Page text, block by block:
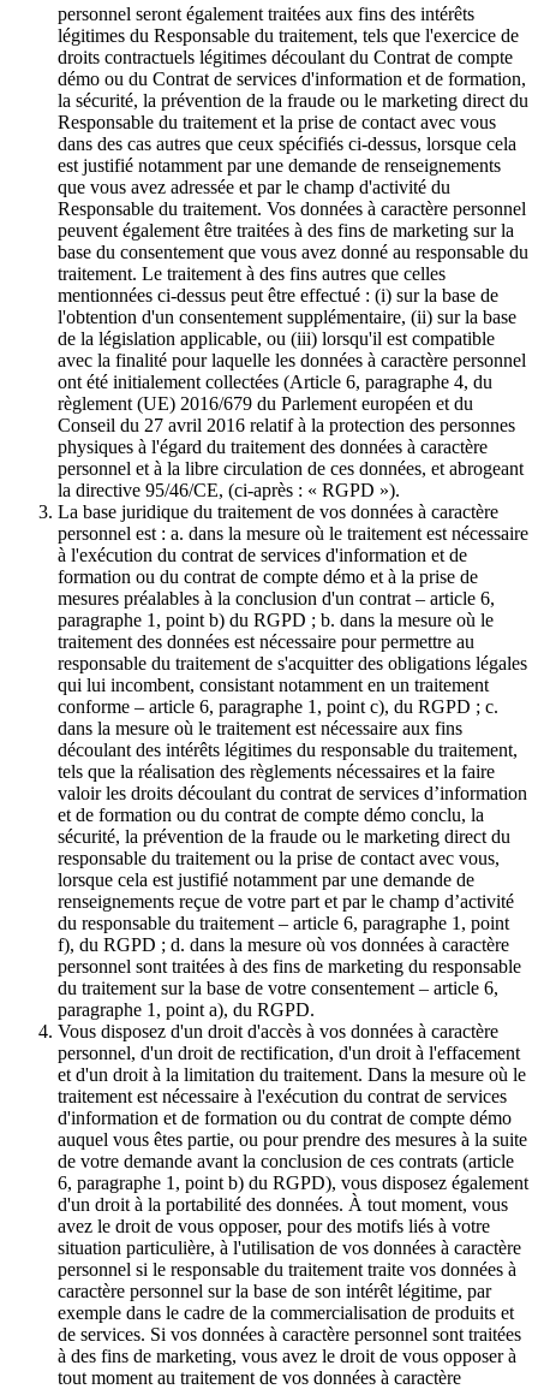
personnel seront également traitées aux fins des intérêts
légitimes du Responsable du traitement, tels que l'exercice de
droits contractuels légitimes découlant du Contrat de compte
démo ou du Contrat de services d'information et de formation,
la sécurité, la prévention de la fraude ou le marketing direct du
Responsable du traitement et la prise de contact avec vous
dans des cas autres que ceux spécifiés ci-dessus, lorsque cela
est justifié notamment par une demande de renseignements
que vous avez adressée et par le champ d'activité du
Responsable du traitement. Vos données à caractère personnel
peuvent également être traitées à des fins de marketing sur la
base du consentement que vous avez donné au responsable du
traitement. Le traitement à des fins autres que celles
mentionnées ci-dessus peut être effectué : (i) sur la base de
l'obtention d'un consentement supplémentaire, (ii) sur la base
de la législation applicable, ou (iii) lorsqu'il est compatible
avec la finalité pour laquelle les données à caractère personnel
ont été initialement collectées (Article 6, paragraphe 4, du
règlement (UE) 2016/679 du Parlement européen et du
Conseil du 27 avril 2016 relatif à la protection des personnes
physiques à l'égard du traitement des données à caractère
personnel et à la libre circulation de ces données, et abrogeant
la directive 95/46/CE, (ci-après : « RGPD »).
La base juridique du traitement de vos données à caractère
personnel est : a. dans la mesure où le traitement est nécessaire
à l'exécution du contrat de services d'information et de
formation ou du contrat de compte démo et à la prise de
mesures préalables à la conclusion d'un contrat – article 6,
paragraphe 1, point b) du RGPD ; b. dans la mesure où le
traitement des données est nécessaire pour permettre au
responsable du traitement de s'acquitter des obligations légales
qui lui incombent, consistant notamment en un traitement
conforme – article 6, paragraphe 1, point c), du RGPD ; c.
dans la mesure où le traitement est nécessaire aux fins
découlant des intérêts légitimes du responsable du traitement,
tels que la réalisation des règlements nécessaires et la faire
valoir les droits découlant du contrat de services d’information
et de formation ou du contrat de compte démo conclu, la
sécurité, la prévention de la fraude ou le marketing direct du
responsable du traitement ou la prise de contact avec vous,
lorsque cela est justifié notamment par une demande de
renseignements reçue de votre part et par le champ d’activité
du responsable du traitement – article 6, paragraphe 1, point
f), du RGPD ; d. dans la mesure où vos données à caractère
personnel sont traitées à des fins de marketing du responsable
du traitement sur la base de votre consentement – article 6,
paragraphe 1, point a), du RGPD.
Vous disposez d'un droit d'accès à vos données à caractère
personnel, d'un droit de rectification, d'un droit à l'effacement
et d'un droit à la limitation du traitement. Dans la mesure où le
traitement est nécessaire à l'exécution du contrat de services
d'information et de formation ou du contrat de compte démo
auquel vous êtes partie, ou pour prendre des mesures à la suite
de votre demande avant la conclusion de ces contrats (article
6, paragraphe 1, point b) du RGPD), vous disposez également
d'un droit à la portabilité des données. À tout moment, vous
avez le droit de vous opposer, pour des motifs liés à votre
situation particulière, à l'utilisation de vos données à caractère
personnel si le responsable du traitement traite vos données à
caractère personnel sur la base de son intérêt légitime, par
exemple dans le cadre de la commercialisation de produits et
de services. Si vos données à caractère personnel sont traitées
à des fins de marketing, vous avez le droit de vous opposer à
tout moment au traitement de vos données à caractère